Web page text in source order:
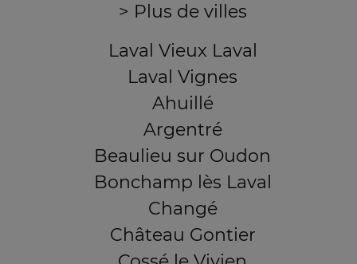
> Plus de villes
Laval Vieux Laval
Laval Vignes
Ahuillé
Argentré
Beaulieu sur Oudon
Bonchamp lès Laval
Changé
Château Gontier